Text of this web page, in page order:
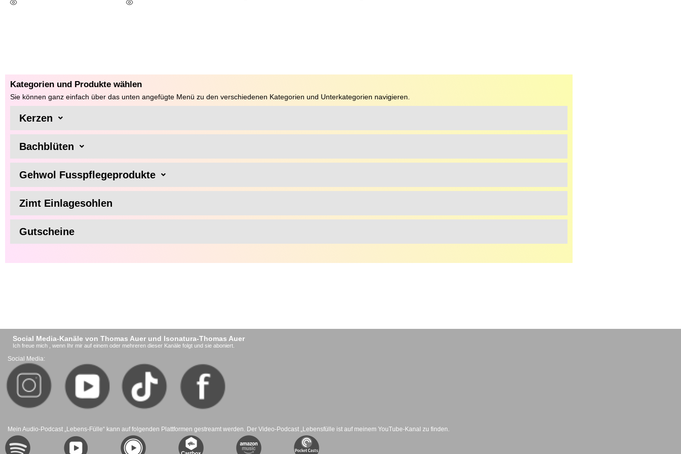
Kategorien und Produkte wählen
Sie können ganz einfach über das unten angefügte Menü zu den verschiedenen Kategorien und Unterkategorien navigieren.
Kerzen
Bachblüten
Gehwol Fusspflegeprodukte
Zimt Einlagesohlen
Gutscheine
Social Media-Kanäle von Thomas Auer und Isonatura-Thomas Auer
Ich freue mich , wenn Ihr mir auf einem oder mehreren dieser Kanäle folgt und sie aboniert.
Social Media:
Mein Audio-Podcast „Lebens-Fülle“ kann auf folgenden Plattformen gestreamt werden. Der Video-Podcast „Lebensfülle ist auf meinem YouTube-Kanal zu finden.